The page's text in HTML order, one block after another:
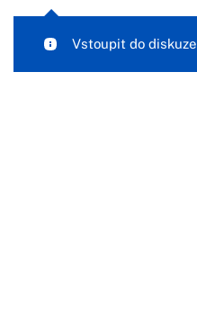
Vstoupit do diskuze